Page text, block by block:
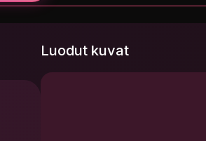
Luodut kuvat